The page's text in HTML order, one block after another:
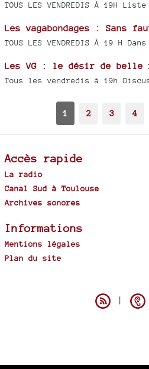
TOUS LES VENDREDIS À 19H Liste
Les vagabondages : Sans
TOUS LES VENDREDIS À 19 H
Les VG : le désir de belle
Tous les vendredis à 19h
1 2 3 4
Accès rapide
La radio
Canal Sud à Toulouse
Archives sonores
Informations
Mentions légales
Plan du site
|